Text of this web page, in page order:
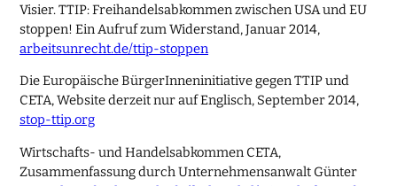
Visier. TTIP: Freihandelsabkommen zwischen USA und EU
stoppen! Ein Aufruf zum Widerstand, Januar 2014,
arbeitsunrecht.de/ttip-stoppen
Die Europäische BürgerInneninitiative gegen TTIP und
CETA, Website derzeit nur auf Englisch, September 2014,
stop-ttip.org
Wirtschafts- und Handelsabkommen CETA,
Zusammenfassung durch Unternehmensanwalt Günter